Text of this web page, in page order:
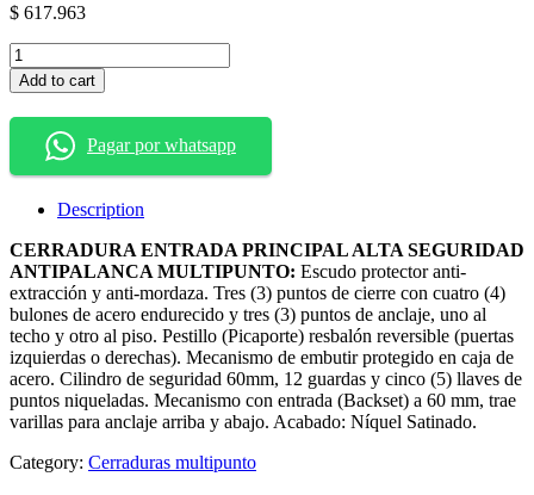
$ 617.963
CERRADURA
ENTRADA
PRINCIPAL
ALTA
SEGURIDAD
ANTIPALANCA
MULTIPUNTO:
424
quantity
Add to cart
Pagar por whatsapp
Description
CERRADURA ENTRADA PRINCIPAL ALTA SEGURIDAD
ANTIPALANCA MULTIPUNTO: Escudo protector anti-
extracción y anti-mordaza. Tres (3) puntos de cierre con cuatro (4)
bulones de acero endurecido y tres (3) puntos de anclaje, uno al
techo y otro al piso. Pestillo (Picaporte) resbalón reversible (puertas
izquierdas o derechas). Mecanismo de embutir protegido en caja de
acero. Cilindro de seguridad 60mm, 12 guardas y cinco (5) llaves de
puntos niqueladas. Mecanismo con entrada (Backset) a 60 mm, trae
varillas para anclaje arriba y abajo. Acabado: Níquel Satinado.
Category: Cerraduras multipunto